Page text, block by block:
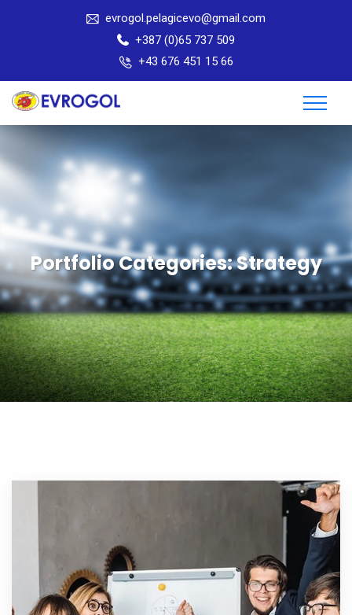
evrogol.pelagicevo@gmail.com
+387 (0)65 737 509
+43 676 451 15 66
Portfolio Categories:Strategy